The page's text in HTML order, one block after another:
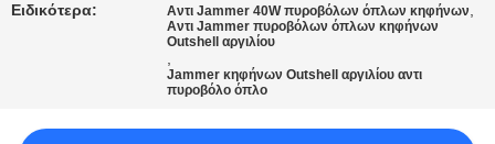
Ειδικότερα: Αντι Jammer 40W πυροβόλων όπλων κηφήνων,
Αντι Jammer πυροβόλων όπλων κηφήνων
Outshell αργιλίου
,
Jammer κηφήνων Outshell αργιλίου αντι
πυροβόλο όπλο